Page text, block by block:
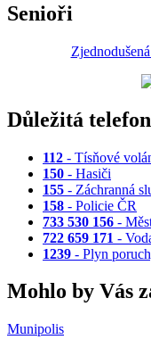
Senioři
Důležitá
112 - Tísňové
150 - Hasiči
155 - Záchranná
158 - Policie ČR
733 530 156 -
722 659 171 -
1239 - Plyn
Mohlo by Vás
Munipolis